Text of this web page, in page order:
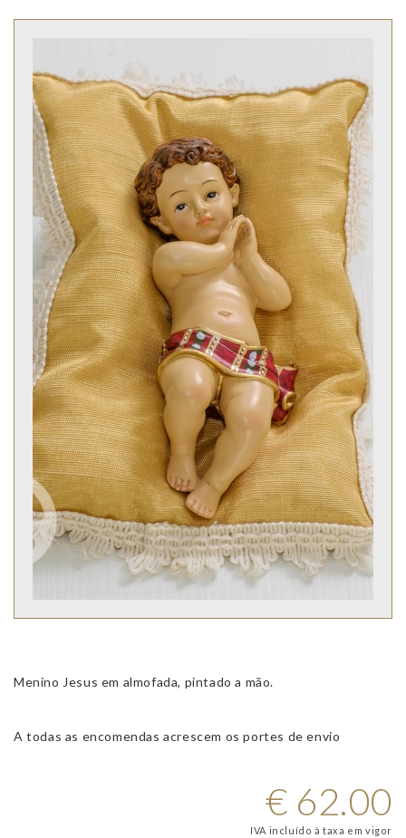
Menino Jesus em almofada, pintado a mão.
A todas as encomendas acrescem os portes de envio
€ 62.00
IVA incluído à taxa em vigor